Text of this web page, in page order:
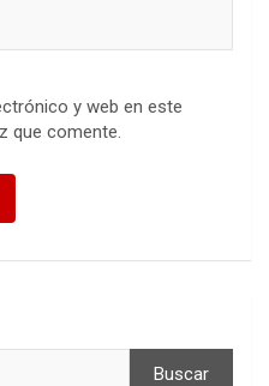
y web en este
que comente.
Buscar